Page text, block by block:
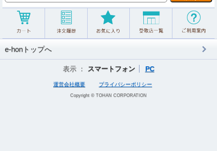
e-honトップへ
表示 ： スマートフォン PC
運営会社概要 プライバシーポリシー
Copyright © TOHAN CORPORATION